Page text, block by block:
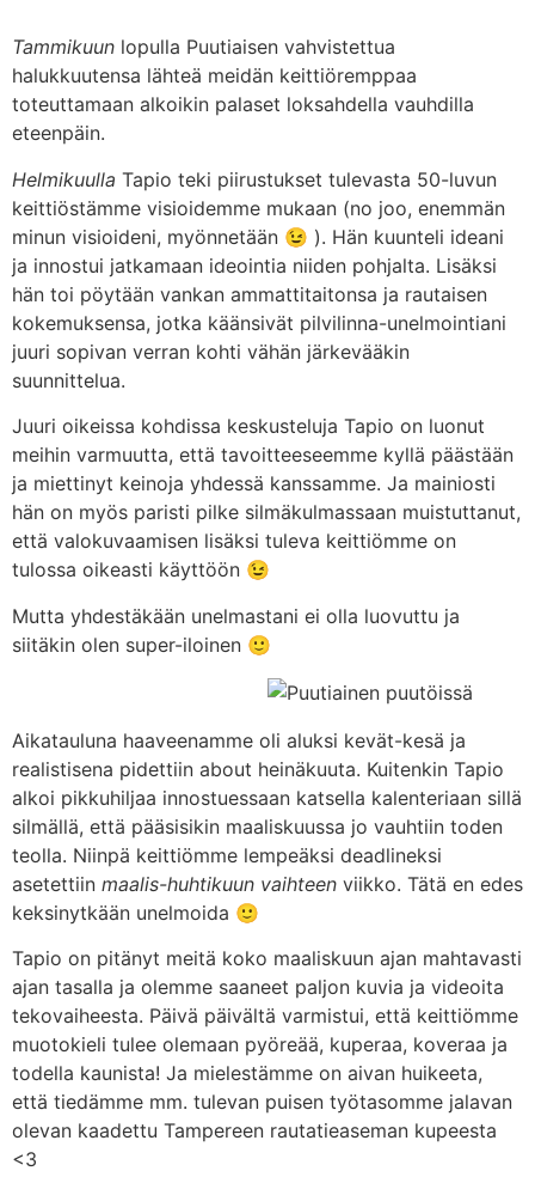
Tammikuun lopulla Puutiaisen vahvistettua
halukkuutensa lähteä meidän keittiöremppaa
toteuttamaan alkoikin palaset loksahdella vauhdilla
eteenpäin.
Helmikuulla Tapio teki piirustukset tulevasta 50-luvun
keittiöstämme visioidemme mukaan (no joo, enemmän
minun visioideni, myönnetään 😉 ). Hän kuunteli ideani
ja innostui jatkamaan ideointia niiden pohjalta. Lisäksi
hän toi pöytään vankan ammattitaitonsa ja rautaisen
kokemuksensa, jotka käänsivät pilvilinna-unelmointiani
juuri sopivan verran kohti vähän järkevääkin
suunnittelua.
Juuri oikeissa kohdissa keskusteluja Tapio on luonut
meihin varmuutta, että tavoitteeseemme kyllä päästään
ja miettinyt keinoja yhdessä kanssamme. Ja mainiosti
hän on myös paristi pilke silmäkulmassaan muistuttanut,
että valokuvaamisen lisäksi tuleva keittiömme on
tulossa oikeasti käyttöön 😉
Mutta yhdestäkään unelmastani ei olla luovuttu ja
siitäkin olen super-iloinen 🙂
Aikatauluna haaveenamme oli aluksi kevät-kesä ja
realistisena pidettiin about heinäkuuta. Kuitenkin Tapio
alkoi pikkuhiljaa innostuessaan katsella kalenteriaan sillä
silmällä, että pääsisikin maaliskuussa jo vauhtiin toden
teolla. Niinpä keittiömme lempeäksi deadlineksi
asetettiin maalis-huhtikuun vaihteen viikko. Tätä en edes
keksinytkään unelmoida 🙂
Tapio on pitänyt meitä koko maaliskuun ajan mahtavasti
ajan tasalla ja olemme saaneet paljon kuvia ja videoita
tekovaiheesta. Päivä päivältä varmistui, että keittiömme
muotokieli tulee olemaan pyöreää, kuperaa, koveraa ja
todella kaunista! Ja mielestämme on aivan huikeeta,
että tiedämme mm. tulevan puisen työtasomme jalavan
olevan kaadettu Tampereen rautatieaseman kupeesta
<3